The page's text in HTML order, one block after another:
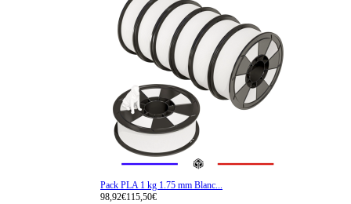
Pack PLA 1 kg 1.75 mm Blanc...
98,92€115,50€